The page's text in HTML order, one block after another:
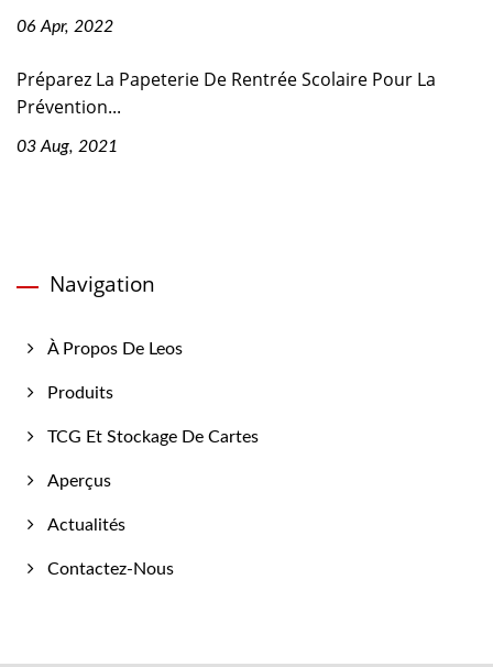
06 Apr, 2022
Préparez La Papeterie De Rentrée Scolaire Pour La
Prévention...
03 Aug, 2021
Navigation
À Propos De Leos
Produits
TCG Et Stockage De Cartes
Aperçus
Actualités
Contactez-Nous